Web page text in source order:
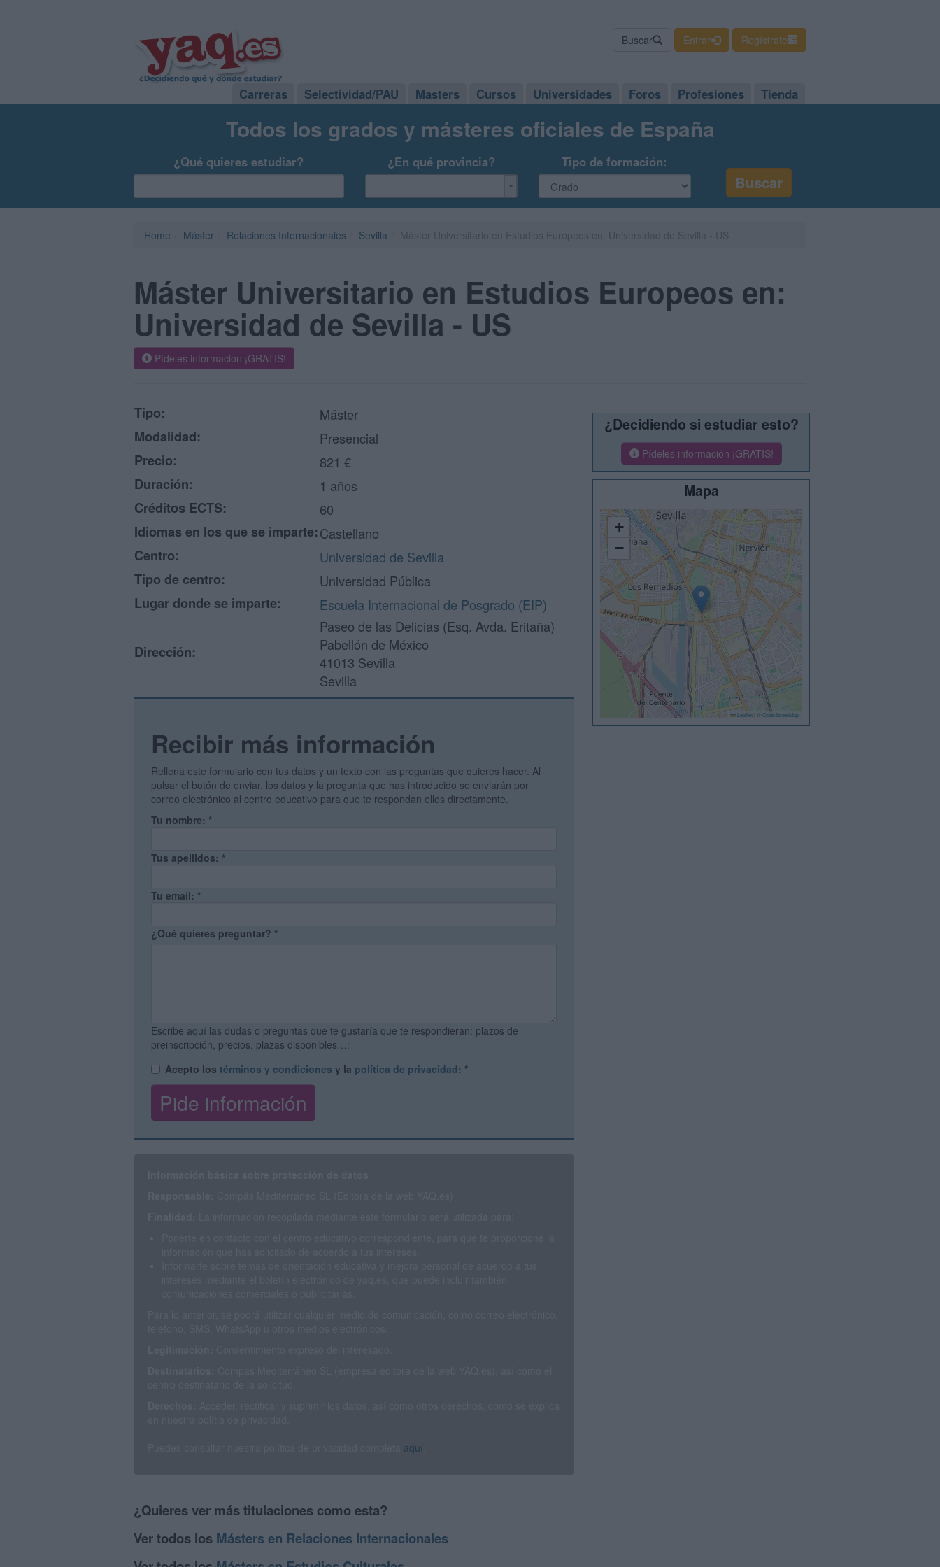
Buscar Entrar Regístrate
Carreras Selectividad/PAU Masters Cursos Universidades Foros Profesiones Tienda
Todos los grados y másteres oficiales de España
¿Qué quieres estudiar? ¿En qué provincia? Tipo de formación:
Home Máster Relaciones Internacionales Sevilla
Máster Universitario en Estudios Europeos en:
Universidad de Sevilla - US
Pídeles información ¡GRATIS!
Tipo:
Máster
Modalidad:
Presencial
Precio:
821 €
Duración:
1 años
Créditos ECTS:
60
Idiomas en los que se imparte:Castellano
Centro:
Universidad de Sevilla
Tipo de centro:
Universidad Pública
Lugar donde se imparte:
Escuela Internacional de Posgrado (EIP)
Dirección:
Paseo de las Delicias (Esq. Avda. Eritaña)
Pabellón de México
41013 Sevilla
Sevilla
Recibir más información
Rellena este formulario con tus datos y un texto con las preguntas que quieres hacer. Al
pulsar el botón de enviar, los datos y la pregunta que has introducido se enviarán por
correo electrónico al centro educativo para que te respondan ellos directamente.
Tu nombre: *
Tus apellidos: *
Tu email: *
¿Qué quieres preguntar? *
Escribe aquí las dudas o preguntas que te gustaría que te respondieran: plazos de
preinscripción, precios, plazas disponibles…:
Acepto los términos y condiciones y la política de privacidad: *
aquí
¿Quieres ver más titulaciones como esta?
Ver todos los Másters en Relaciones Internacionales
¿Decidiendo si estudiar esto?
Pídeles información ¡GRATIS!
Mapa
+
−
Leaflet © OpenStreetMap